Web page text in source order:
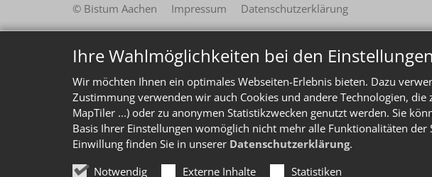
Ihre Wahlmöglichkeiten bei den
Wir möchten Ihnen ein optimales Webseiten-Erlebnis bieten. Dazu
Zustimmung verwenden wir auch Cookies und andere Technologien,
MapTiler ...) oder zu anonymen Statistikzwecken genutzt werden. Sie
Basis Ihrer Einstellungen womöglich nicht mehr alle Funktionalitäten
Einwillung finden Sie in unserer Datenschutzerklärung.
Notwendig
Externe Inhalte Statistiken
© Bistum Aachen Impressum Datenschutzerklärung